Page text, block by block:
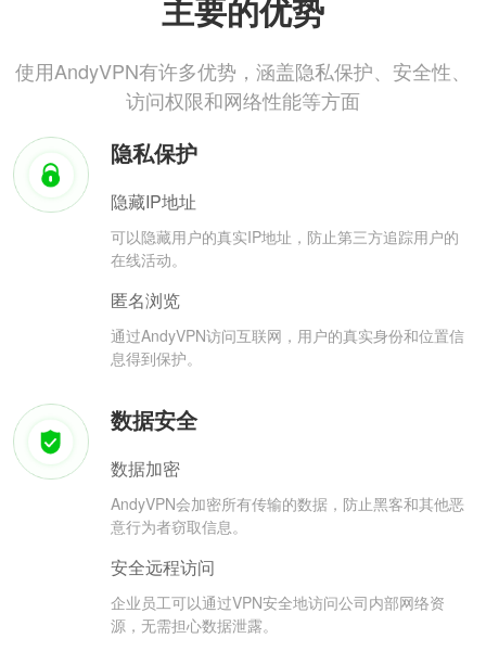
主要的优势
使用AndyVPN有许多优势，涵盖隐私保护、安全性、
访问权限和网络性能等方面
隐私保护
隐藏IP地址
可以隐藏用户的真实IP地址，防止第三方追踪用户的
在线活动。
匿名浏览
通过AndyVPN访问互联网，用户的真实身份和位置信
息得到保护。
数据安全
数据加密
AndyVPN会加密所有传输的数据，防止黑客和其他恶
意行为者窃取信息。
安全远程访问
企业员工可以通过VPN安全地访问公司内部网络资
源，无需担心数据泄露。